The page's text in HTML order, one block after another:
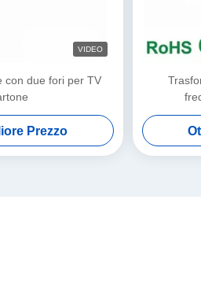
VIDEO
con due fori per TV
Prezzo